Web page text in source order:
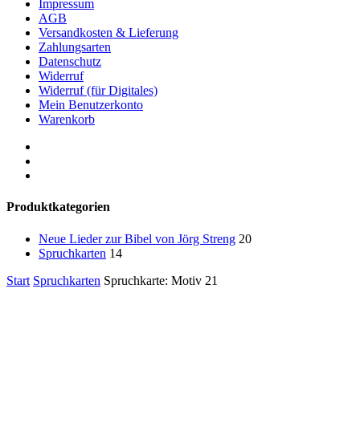
Impressum
AGB
Versandkosten & Lieferung
Zahlungsarten
Datenschutz
Widerruf
Widerruf (für Digitales)
Mein Benutzerkonto
Warenkorb
Produktkategorien
Neue Lieder zur Bibel von Jörg Streng 20
Spruchkarten 14
Start Spruchkarten Spruchkarte: Motiv 21